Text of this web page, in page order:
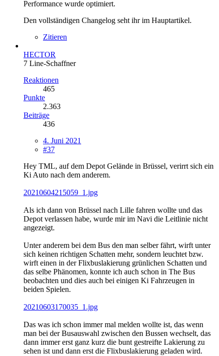
Performance wurde optimiert.
Den vollständigen Changelog seht ihr im Hauptartikel.
Zitieren
HECTOR
7 Line-Schaffner
Reaktionen
465
Punkte
2.363
Beiträge
436
4. Juni 2021
#37
Hey TML, auf dem Depot Gelände in Brüssel, verirrt sich ein
Ki Auto nach dem anderem.
20210604215059_1.jpg
Als ich dann von Brüssel nach Lille fahren wollte und das
Depot verlassen habe, wurde mir im Navi die Leitlinie nicht
angezeigt.
Unter anderem bei dem Bus den man selber fährt, wirft unter
sich keinen richtigen Schatten mehr, sondern leuchtet bzw.
wirft einen in der Flixbuslakierung grünlichen Schatten und
das selbe Phänomen, konnte ich auch schon in The Bus
beobachten und dies auch bei einigen Ki Fahrzeugen in
beiden Spielen.
20210603170035_1.jpg
Das was ich schon immer mal melden wollte ist, das wenn
man bei der Busauswahl zwischen den Bussen wechselt, das
dann immer erst ganz kurz die bunt gestreifte Lakierung zu
sehen ist und dann erst die Flixbuslakierung geladen wird.